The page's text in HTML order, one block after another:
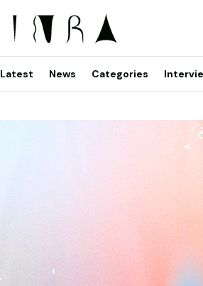
Latest News Categories